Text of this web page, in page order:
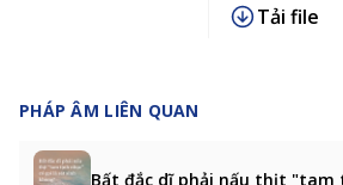
Tải file
PHÁP ÂM LIÊN QUAN